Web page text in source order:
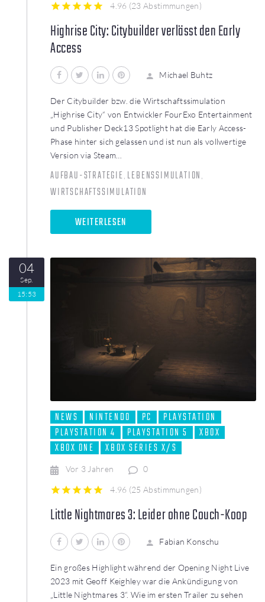
4.96 (23 Abstimmungen)
Highrise City: Citybuilder verlässt den Early
Access
FacebookTwitterLinkedIn
Michael Buhtz
Der Citybuilder bzw. die Wirtschaftssimulation
„Highrise City“ von Entwickler FourExo Entertainment
und Publisher Deck13 Spotlight hat die Early Access-
Phase hinter sich gelassen und ist nun als vollwertige
Version via Steam…
AUFBAU-STRATEGIE LEBENSSIMULATION
WIRTSCHAFTSSIMULATION
WEITERLESEN
04
Sep.
15:53
NEWS NINTENDO PC
PLAYSTATION
PLAYSTATION 4
PLAYSTATION 5
XBOX
XBOX ONE
XBOX SERIES X/S
Vor 3 Jahren 0
4.96 (25 Abstimmungen)
Little Nightmares 3: Leider ohne Couch-Koop
FacebookTwitterLinkedIn
Fabian Konschu
Ein großes Highlight während der Opening Night Live
2023 mit Geoff Keighley war die Ankündigung von
„Little Nightmares 3“. Wie im ersten Trailer zu sehen